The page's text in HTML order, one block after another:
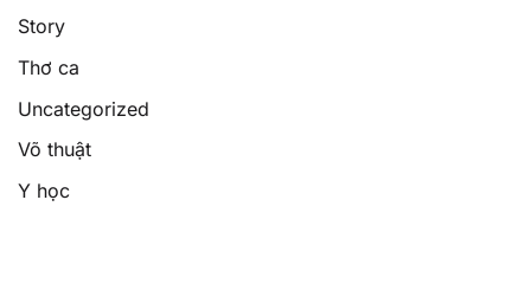
Story
Thơ ca
Uncategorized
Võ thuật
Y học